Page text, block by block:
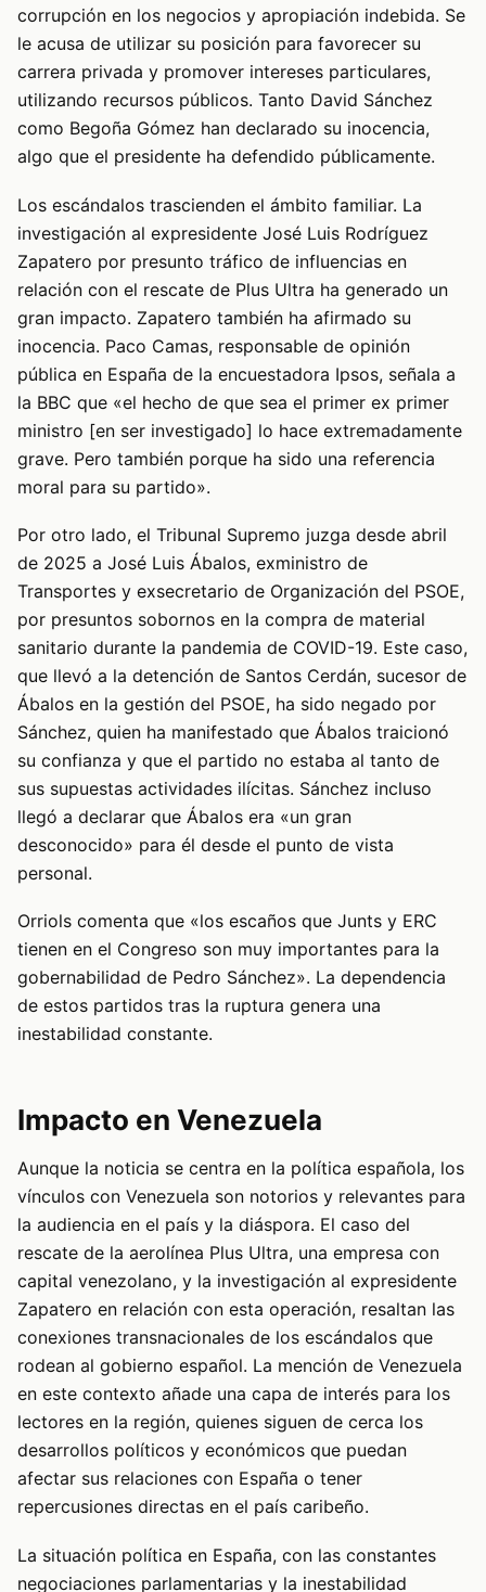
corrupción en los negocios y apropiación indebida. Se
le acusa de utilizar su posición para favorecer su
carrera privada y promover intereses particulares,
utilizando recursos públicos. Tanto David Sánchez
como Begoña Gómez han declarado su inocencia,
algo que el presidente ha defendido públicamente.
Los escándalos trascienden el ámbito familiar. La
investigación al expresidente José Luis Rodríguez
Zapatero por presunto tráfico de influencias en
relación con el rescate de Plus Ultra ha generado un
gran impacto. Zapatero también ha afirmado su
inocencia. Paco Camas, responsable de opinión
pública en España de la encuestadora Ipsos, señala a
la BBC que «el hecho de que sea el primer ex primer
ministro [en ser investigado] lo hace extremadamente
grave. Pero también porque ha sido una referencia
moral para su partido».
Por otro lado, el Tribunal Supremo juzga desde abril
de 2025 a José Luis Ábalos, exministro de
Transportes y exsecretario de Organización del PSOE,
por presuntos sobornos en la compra de material
sanitario durante la pandemia de COVID-19. Este caso,
que llevó a la detención de Santos Cerdán, sucesor de
Ábalos en la gestión del PSOE, ha sido negado por
Sánchez, quien ha manifestado que Ábalos traicionó
su confianza y que el partido no estaba al tanto de
sus supuestas actividades ilícitas. Sánchez incluso
llegó a declarar que Ábalos era «un gran
desconocido» para él desde el punto de vista
personal.
Orriols comenta que «los escaños que Junts y ERC
tienen en el Congreso son muy importantes para la
gobernabilidad de Pedro Sánchez». La dependencia
de estos partidos tras la ruptura genera una
inestabilidad constante.
Impacto en Venezuela
Aunque la noticia se centra en la política española, los
vínculos con Venezuela son notorios y relevantes para
la audiencia en el país y la diáspora. El caso del
rescate de la aerolínea Plus Ultra, una empresa con
capital venezolano, y la investigación al expresidente
Zapatero en relación con esta operación, resaltan las
conexiones transnacionales de los escándalos que
rodean al gobierno español. La mención de Venezuela
en este contexto añade una capa de interés para los
lectores en la región, quienes siguen de cerca los
desarrollos políticos y económicos que puedan
afectar sus relaciones con España o tener
repercusiones directas en el país caribeño.
La situación política en España, con las constantes
negociaciones parlamentarias y la inestabilidad